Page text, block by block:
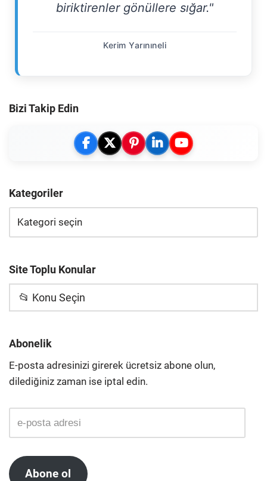
biriktirenler gönüllere sığar."
Kerim Yarınıneli
Bizi Takip Edin
Kategoriler
Site Toplu Konular
📂 Konu Seçin
Abonelik
E-posta adresinizi girerek ücretsiz abone olun,
dilediğiniz zaman ise iptal edin.
Abone ol